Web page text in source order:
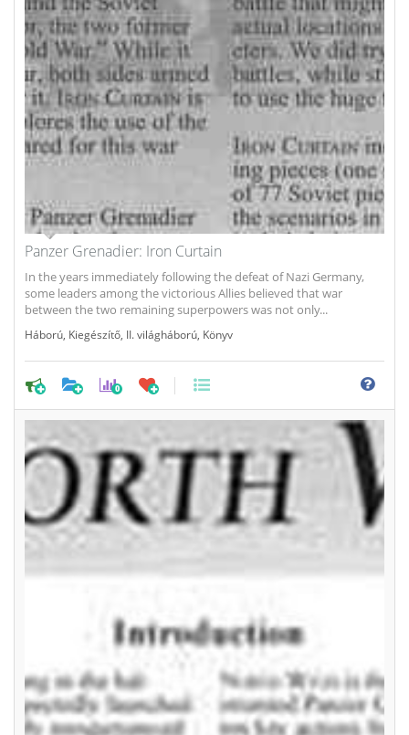
Panzer Grenadier: Iron Curtain
In the years immediately following the defeat of Nazi Germany,
some leaders among the victorious Allies believed that war
between the two remaining superpowers was not only...
Háború Kiegészítő II. világháború Könyv
0